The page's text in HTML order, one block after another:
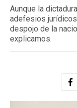
Aunque la
adefesios
despojo de la
explicamos.